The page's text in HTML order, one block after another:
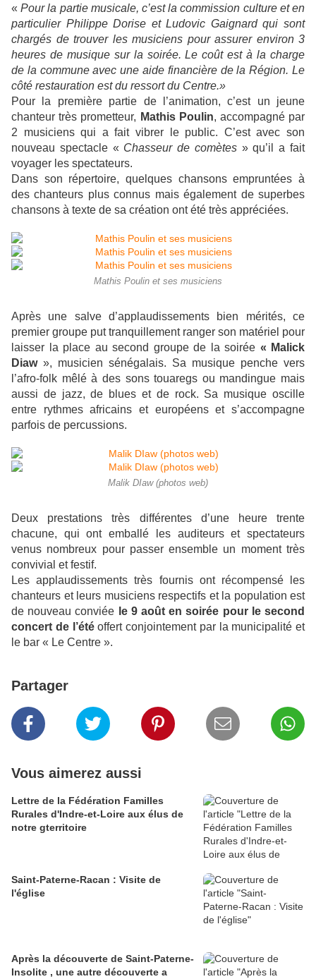
«Pour la partie musicale, c’est la commission culture et en
particulier Philippe Dorise et Ludovic Gaignard qui sont
chargés de trouver les musiciens pour assurer environ 3
heures de musique sur la soirée. Le coût est à la charge
de la commune avec une aide financière de la Région. Le
côté restauration est du ressort du Centre.»
Pour la première partie de l’animation, c’est un jeune
chanteur très prometteur, Mathis Poulin, accompagné par
2 musiciens qui a fait vibrer le public. C’est avec son
nouveau spectacle « Chasseur de comètes» qu’il a fait
voyager les spectateurs.
Dans son répertoire, quelques chansons empruntées à
des chanteurs plus connus mais également de superbes
chansons à texte de sa création ont été très appréciées.
Mathis Poulin et ses musiciens
Après une salve d’applaudissements bien mérités, ce
premier groupe put tranquillement ranger son matériel pour
laisser la place au second groupe de la soirée « Malick
Diaw», musicien sénégalais. Sa musique penche vers
l’afro-folk mêlé à des sons touaregs ou mandingue mais
aussi de jazz, de blues et de rock. Sa musique oscille
entre rythmes africains et européens et s’accompagne
parfois de percussions.
Malik DIaw (photos web)
Deux prestations très différentes d’une heure trente
chacune, qui ont emballé les auditeurs et spectateurs
venus nombreux pour passer ensemble un moment très
convivial et festif.
Les applaudissements très fournis ont récompensé les
chanteurs et leurs musiciens respectifs et la population est
de nouveau conviée le 9 août en soirée pour le second
concert de l’étéoffert conjointement par la municipalité et
le bar « Le Centre ».
Partager
Vous aimerez aussi
Lettre de la Fédération Familles
Rurales d'Indre-et-Loire aux élus de
notre gterritoire
Saint-Paterne-Racan : Visite de
l'église
Après la découverte de Saint-Paterne-
Insolite , une autre découverte a